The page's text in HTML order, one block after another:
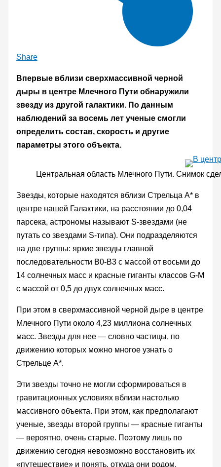
Share
Впервые вблизи сверхмассивной черной
дыры в центре Млечного Пути обнаружили
звезду из другой галактики. По данным
наблюдений за восемь лет ученые смогли
определить состав, скорость и другие
параметры этого объекта.
Центральная область Млечного Пути. Снимок
Звезды, которые находятся вблизи Стрельца А* в
центре нашей Галактики, на расстоянии до 0,04
парсека, астрономы называют S-звездами (не
путать со звездами S-типа). Они подразделяются
на две группы: яркие звезды главной
последовательности B0-B3 с массой от восьми до
14 солнечных масс и красные гиганты классов G-M
с массой от 0,5 до двух солнечных масс.
При этом в сверхмассивной черной дыре в центре
Млечного Пути около 4,23 миллиона солнечных
масс. Звезды для нее — словно частицы, по
движению которых можно многое узнать о
Стрельце А*.
Эти звезды точно не могли сформироваться в
гравитационных условиях вблизи настолько
массивного объекта. При этом, как предполагают
ученые, звезды второй группы — красные гиганты
— вероятно, очень старые. Поэтому лишь по
движению сегодня невозможно восстановить их
«путешествие» и понять, откуда они родом.